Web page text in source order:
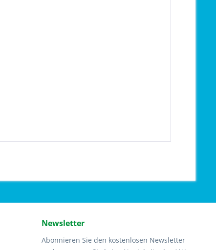
Newsletter
Abonnieren Sie den kostenlosen Newsletter